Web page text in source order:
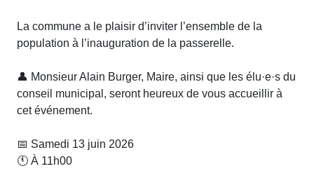
La commune a le plaisir d’inviter l’ensemble de la
population à l’inauguration de la passerelle.
👤 Monsieur Alain Burger, Maire, ainsi que les élu·e·s du
conseil municipal, seront heureux de vous accueillir à
cet événement.
📅 Samedi 13 juin 2026
🕚 À 11h00